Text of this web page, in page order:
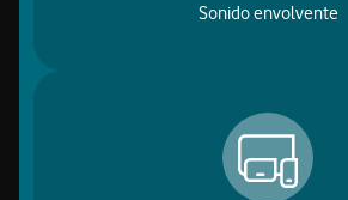
Sonido envolvente
o tu compra. Solo di “Alexa” y obtén
la pantalla apagada.